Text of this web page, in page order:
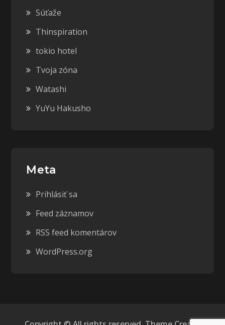
Súťaže
Thinspiration
tokio hotel
Tvoja zóna
Watashi
YuYu Hakusho
Meta
Prihlásiť sa
Feed záznamov
RSS feed komentárov
WordPress.org